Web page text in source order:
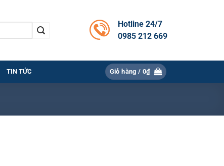
Hotline 24/7
0985 212 669
TIN TỨC Giỏ hàng / 0₫